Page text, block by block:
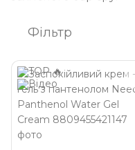
Фільтр